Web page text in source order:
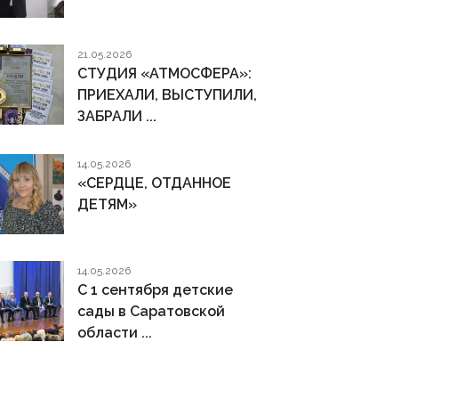
21.05.2026
СТУДИЯ «АТМОСФЕРА»:
ПРИЕХАЛИ, ВЫСТУПИЛИ,
ЗАБРАЛИ ...
14.05.2026
«СЕРДЦЕ, ОТДАННОЕ
ДЕТЯМ»
14.05.2026
С 1 сентября детские
сады в Саратовской
области ...